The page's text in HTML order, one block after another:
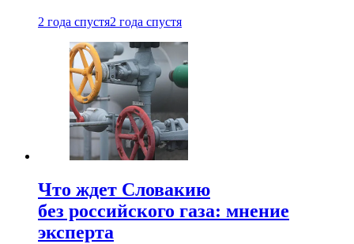
2 года спустя2 года спустя
Что ждет Словакию
без российского газа: мнение
эксперта